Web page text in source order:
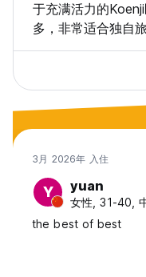
于充满活力的
多，非常适合独自
3月 2026年 入住
Y yuan
女性, 31-40,
the best of best